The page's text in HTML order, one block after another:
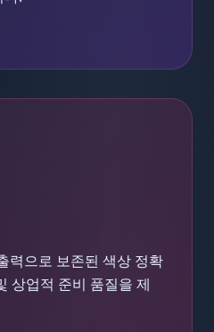
력으로 보존된 색상 정확
상업적 준비 품질을 제